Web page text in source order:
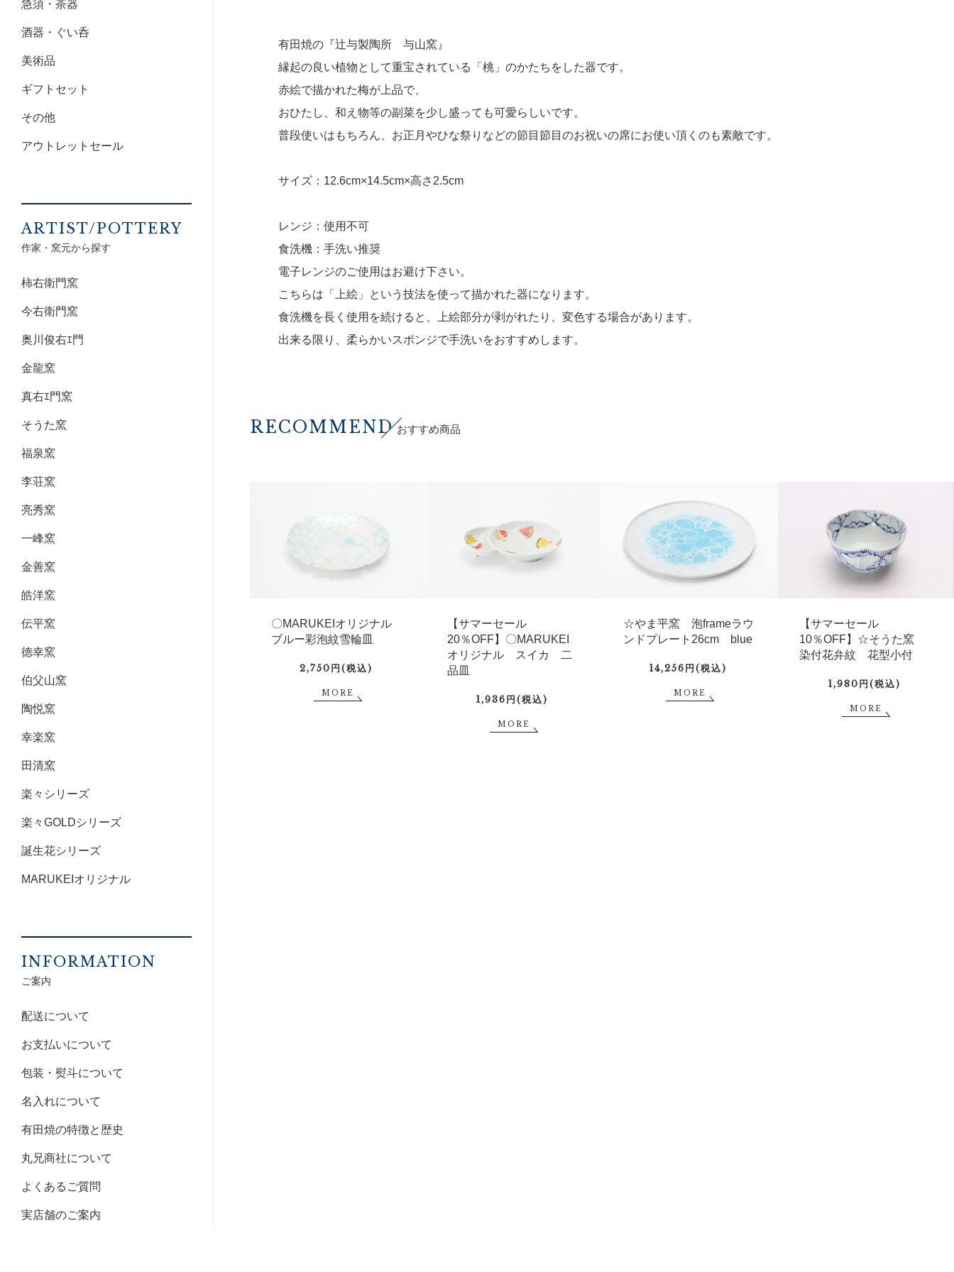
有田焼の『辻与製陶所 与山窯』
縁起の良い植物として重宝されている「桃」のかたちをした器です。
赤絵で描かれた梅が上品で、
おひたし、和え物等の副菜を少し盛っても可愛らしいです。
普段使いはもちろん、お正月やひな祭りなどの節目節目のお祝いの席にお使い頂くのも素敵です。
サイズ：12.6cm×14.5cm×高さ2.5cm
レンジ：使用不可
食洗機：手洗い推奨
電子レンジのご使用はお避け下さい。
こちらは「上絵」という技法を使って描かれた器になります。
食洗機を長く使用を続けると、上絵部分が剥がれたり、変色する場合があります。
出来る限り、柔らかいスポンジで手洗いをおすすめします。
RECOMMEND おすすめ商品
〇MARUKEIオリジナル
ブルー彩泡紋雪輪皿
2,750円(税込)
MORE
【サマーセール
20％OFF】〇MARUKEI
オリジナル スイカ 二
品皿
1,936円(税込)
MORE
☆やま平窯 泡frameラウ
ンドプレート26cm blue
14,256円(税込)
MORE
【サマーセール
10％OFF】☆そうた窯
染付花弁紋 花型小付
1,980円(税込)
MORE
急須・茶器
酒器・ぐい呑
美術品
ギフトセット
その他
アウトレットセール
ARTIST/POTTERY
作家・窯元から探す
柿右衛門窯
今右衛門窯
奥川俊右ｴ門
金龍窯
真右ｴ門窯
そうた窯
福泉窯
李荘窯
亮秀窯
一峰窯
金善窯
皓洋窯
伝平窯
徳幸窯
伯父山窯
陶悦窯
幸楽窯
田清窯
楽々シリーズ
楽々GOLDシリーズ
誕生花シリーズ
MARUKEIオリジナル
INFORMATION
ご案内
配送について
お支払いについて
包装・熨斗について
名入れについて
有田焼の特徴と歴史
丸兄商社について
よくあるご質問
実店舗のご案内